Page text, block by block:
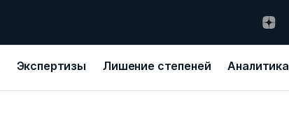
Экспертизы Лишение степеней Аналитика